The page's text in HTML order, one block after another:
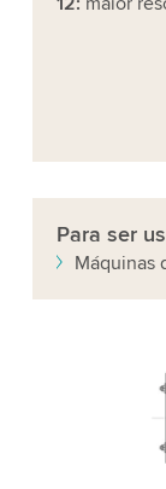
Para ser
Máquinas